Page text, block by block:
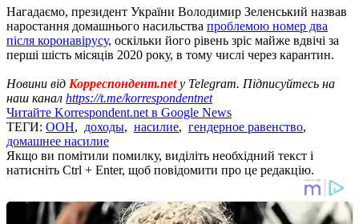
Нагадаємо, президент України Володимир Зеленський назвав
наростання домашнього насильства проблемою номер два
після коронавірусу, оскільки його рівень зріс майже вдвічі за
перші шість місяців 2020 року, в тому числі через карантин.
Новини від Корреспондент.netу Telegram. Підписуйтесь на
наш канал https://t.me/korrespondentnet
Читайте Korrespondent.net в Google News
ТЕГИ: ООН, доходы, насилие, гендерное равенство,
домашнее насилие
Якщо ви помітили помилку, виділіть необхідний текст і
натисніть Ctrl + Enter, щоб повідомити про це редакцію.